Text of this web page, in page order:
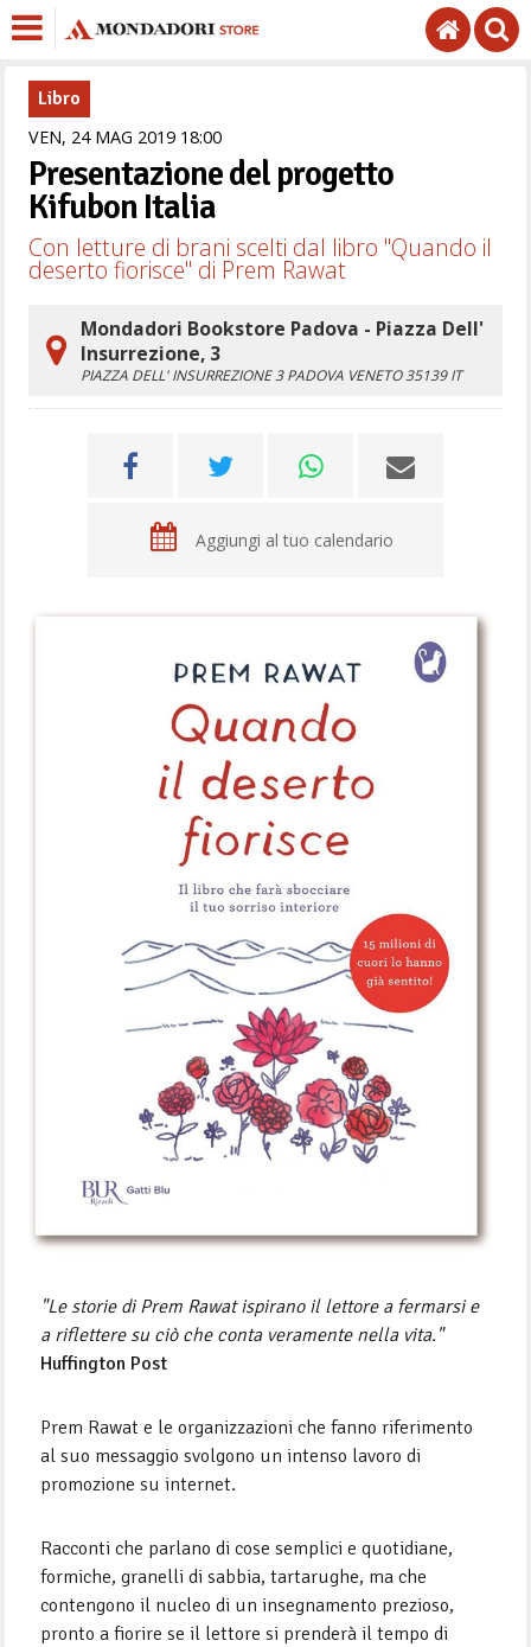
Libro
VEN, 24 MAG 2019 1800
Presentazione del progetto
Kifubon Italia
Con letture di brani scelti dal libro "Quando il
deserto fiorisce" di Prem Rawat
Mondadori Bookstore Padova - Piazza Dell'
Insurrezione, 3
PIAZZA DELL' INSURREZIONE 3PADOVA VENETO35139 IT
Aggiungi al tuo calendario
"Le storie di Prem Rawat ispirano il lettore a fermarsi e
a riflettere su ciò che conta veramente nella vita."
Huffington Post
Prem Rawat e le organizzazioni che fanno riferimento
al suo messaggio svolgono un intenso lavoro di
promozione su internet.
Racconti che parlano di cose semplici e quotidiane,
formiche, granelli di sabbia, tartarughe, ma che
contengono il nucleo di un insegnamento prezioso,
pronto a fiorire se il lettore si prenderà il tempo di